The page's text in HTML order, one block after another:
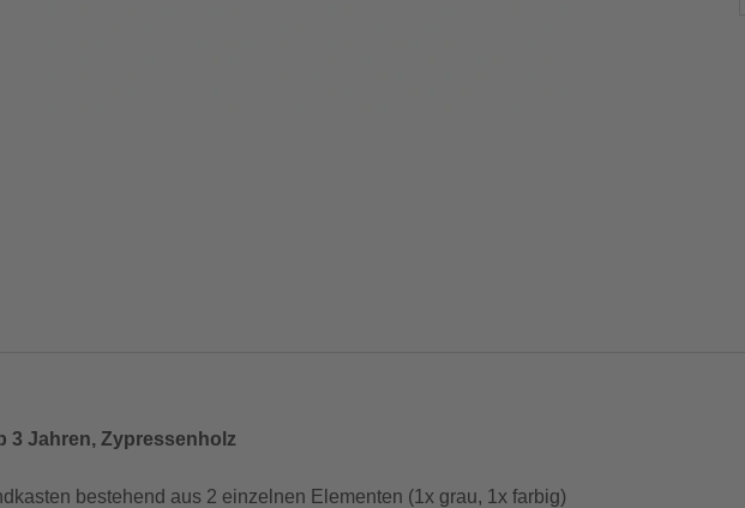
3 Jahren, Zypressenholz
bestehend aus 2 einzelnen Elementen (1x grau, 1x farbig)